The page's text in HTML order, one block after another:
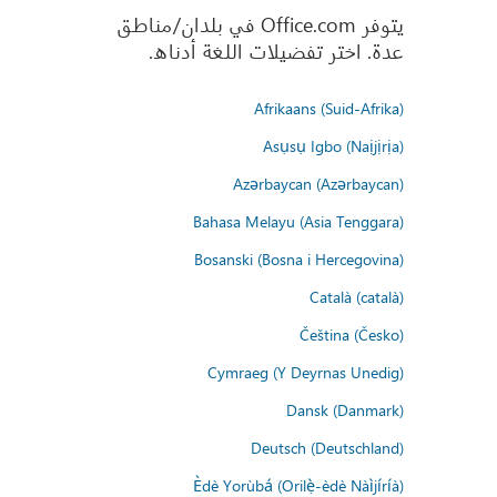
يتوفر Office.com في بلدان/مناطق
عدة. اختر تفضيلات اللغة أدناه.
Afrikaans (Suid-Afrika)
Asụsụ Igbo (Naịjịrịa)
Azərbaycan (Azərbaycan)
Bahasa Melayu (Asia Tenggara)
Bosanski (Bosna i Hercegovina)
Català (català)
Čeština (Česko)
Cymraeg (Y Deyrnas Unedig)
Dansk (Danmark)
Deutsch (Deutschland)
Èdè Yorùbá (Orilẹ̀-èdè Nàìjíríà)